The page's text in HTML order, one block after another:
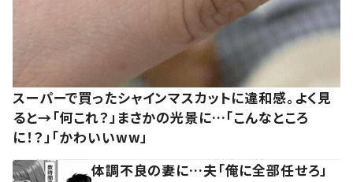
スーパーで買ったシャインマスカットに違和感。よく見
ると→「何これ？」まさかの光景に…「こんなところ
に！？」「かわいいww」
体調不良の妻に…夫「俺に全部任せろ」